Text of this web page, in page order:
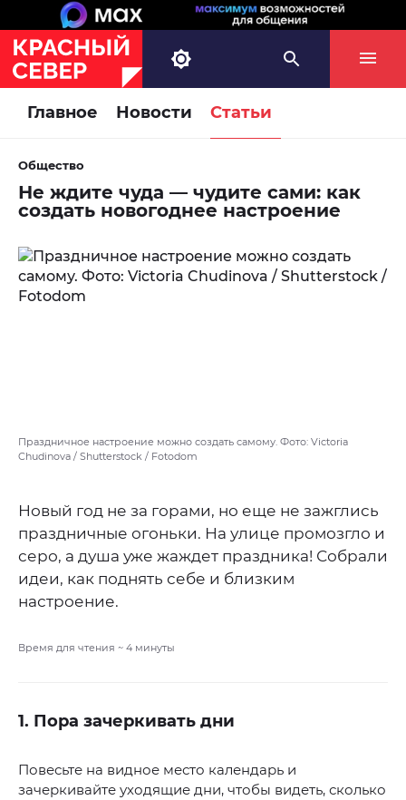
Главное Новости Статьи
Общество
Не ждите чуда — чудите сами: как
создать новогоднее настроение
Праздничное настроение можно создать самому. Фото: Victoria
Chudinova / Shutterstock / Fotodom
Новый год не за горами, но еще не зажглись
праздничные огоньки. На улице промозгло и
серо, а душа уже жаждет праздника! Собрали
идеи, как поднять себе и близким
настроение.
Время для чтения ~ 4 минуты
1. Пора зачеркивать дни
Повесьте на видное место календарь и
зачеркивайте уходящие дни, чтобы видеть, сколько